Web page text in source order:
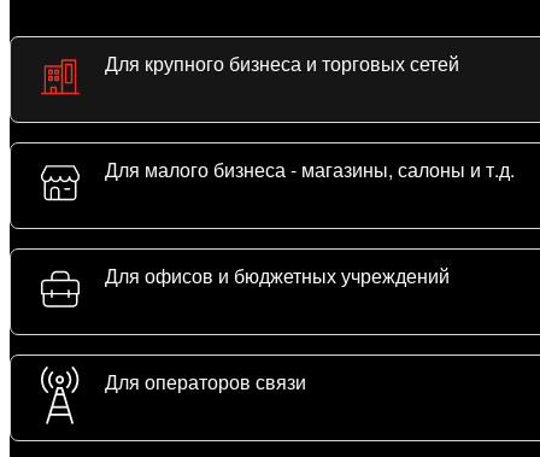
Для крупного бизнеса и торговых сетей
Для малого бизнеса - магазины, салоны и т.д.
Для офисов и бюджетных учреждений
Для операторов связи